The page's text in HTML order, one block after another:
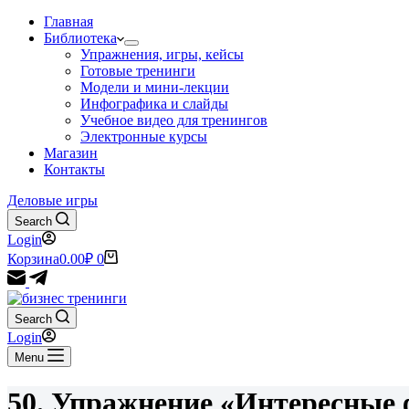
Главная
Библиотека
Упражнения, игры, кейсы
Готовые тренинги
Модели и мини-лекции
Инфографика и слайды
Учебное видео для тренингов
Электронные курсы
Магазин
Контакты
Деловые игры
Search
Login
Корзина0.00₽ 0
Search
Login
Menu